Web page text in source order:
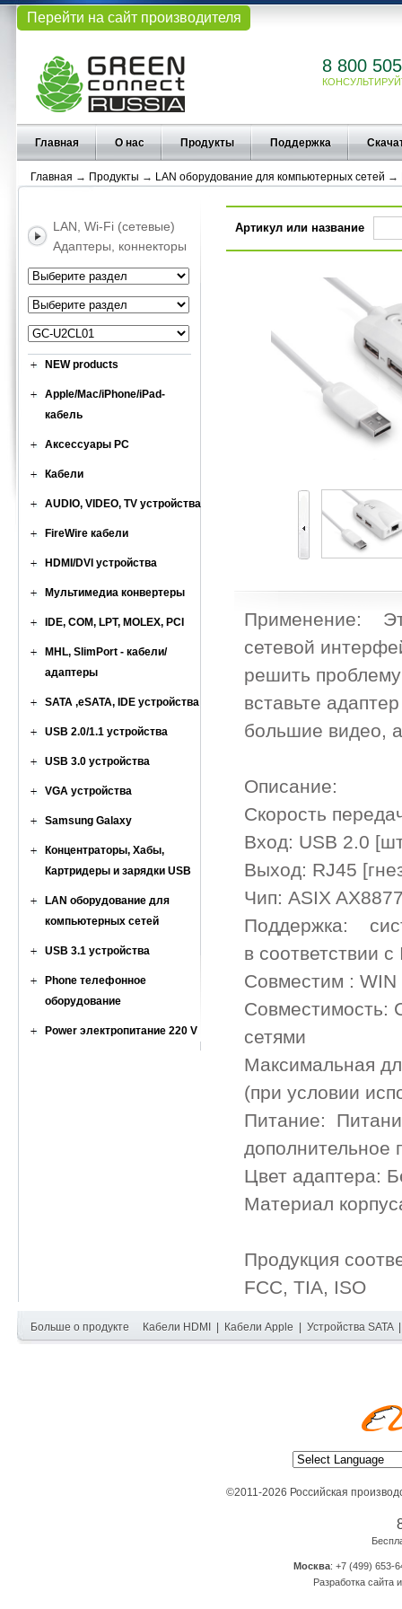
Перейти на сайт производителя
8 800
Главная О нас Продукты Поддержка
Главная → Продукты → LAN оборудование для компьютерных сетей →
LAN, Wi-Fi (сетевые)
Адаптеры, коннекторы
NEW products
Apple/Mac/iPhone/iPad-
кабель
Аксессуары PC
Кабели
AUDIO, VIDEO, TV устройства
FireWire кабели
HDMI/DVI устройства
Мультимедиа конвертеры
IDE, COM, LPT, MOLEX, PCI
MHL, SlimPort - кабели/
адаптеры
SATA ,eSATA, IDE устройства
USB 2.0/1.1 устройства
USB 3.0 устройства
VGA устройства
Samsung Galaxy
Концентраторы, Хабы,
Картридеры и зарядки USB
LAN оборудование для
компьютерных сетей
USB 3.1 устройства
Phone телефонное
оборудование
Power электропитание 220 V
Артикул или название
Применение:
сетевой
решить
вставьте
большие видео,
Описание:
Скорость
Вход: USB 2.0
Выход: RJ45
Чип: ASIX
в соответствии
Совместим : WIN
Совместимость:
сетями
Максимальная
(при условии
Питание:
дополнительное
Цвет адаптера:
Материал
Продукция
FCC, TIA, ISO
Больше о продукте Кабели HDMI Кабели Apple Устройства SATA
©2011-2026 Российская
Москва: +7 (499) 653-
Разработка сайта